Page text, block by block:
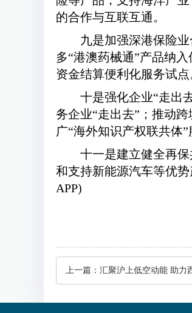
的合作与互联互通。
九是加强深港保险
多“港澳药械通”产品纳
资金结算便利化服务试点
十是强化企业“走出
务企业“走出去”；推动
广“海外知识产权联共体
十一是建立健全再
和支持新能源汽车等优
APP)
上一篇： 汇聚沪上低空动能 助力